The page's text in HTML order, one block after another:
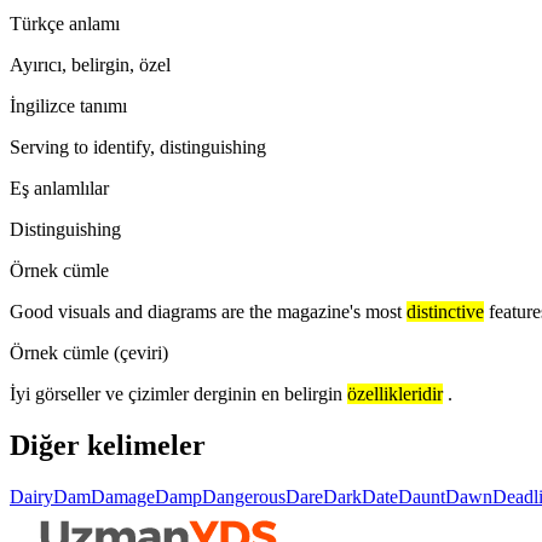
Türkçe anlamı
Ayırıcı, belirgin, özel
İngilizce tanımı
Serving to identify, distinguishing
Eş anlamlılar
Distinguishing
Örnek cümle
Good visuals and diagrams are the magazine's most distinctive
Örnek cümle (çeviri)
İyi görseller ve çizimler derginin en belirgin özellikleridir .
Diğer kelimeler
DairyDamDamageDampDangerousDareDarkDateDauntDawn